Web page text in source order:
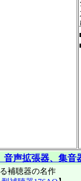
声拡張器、集音
補聴器の名作